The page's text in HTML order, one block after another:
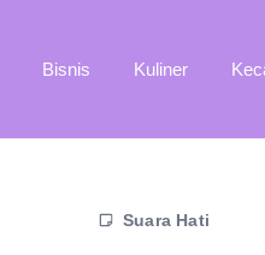
Bisnis Kuliner
Suara Hati